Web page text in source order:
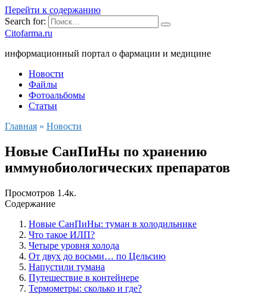
Перейти к содержанию
Search for:
Citofarma.ru
информационный портал о фармации и медицине
Новости
Файлы
Фотоальбомы
Статьи
Главная » Новости
Новые СанПиНы по хранению
иммунобиологических препаратов
Просмотров 1.4к.
Содержание
Новые СанПиНы: туман в холодильнике
Что такое ИЛП?
Четыре уровня холода
От двух до восьми… по Цельсию
Напустили тумана
Путешествие в контейнере
Термометры: сколько и где?